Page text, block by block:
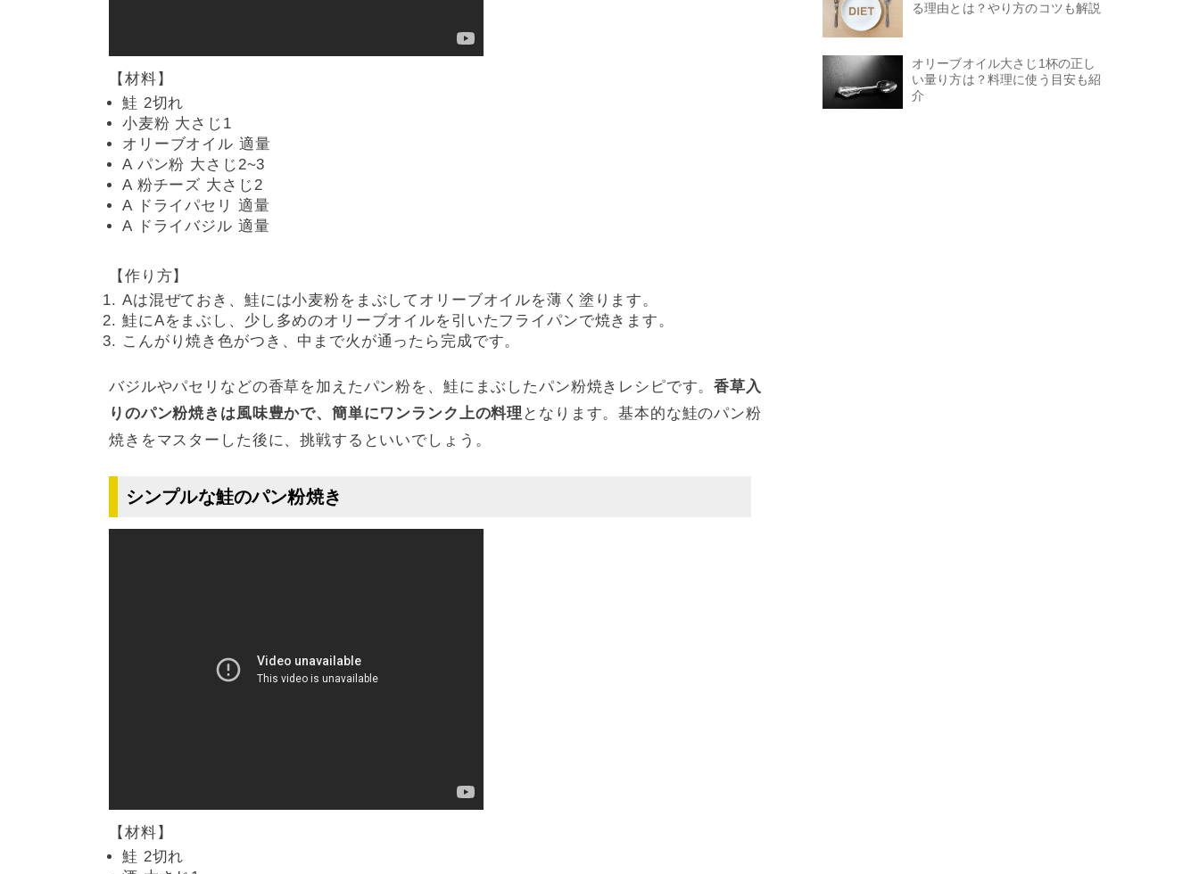
【材料】
鮭 2切れ
小麦粉 大さじ1
オリーブオイル 適量
A パン粉 大さじ2~3
A 粉チーズ 大さじ2
A ドライパセリ 適量
A ドライバジル 適量
【作り方】
Aは混ぜておき、鮭には小麦粉をまぶしてオリーブオイルを薄く塗ります。
鮭にAをまぶし、少し多めのオリーブオイルを引いたフライパンで焼きます。
こんがり焼き色がつき、中まで火が通ったら完成です。
バジルやパセリなどの香草を加えたパン粉を、鮭にまぶしたパン粉焼きレシピです。香草入
りのパン粉焼きは風味豊かで、簡単にワンランク上の料理 となります。基本的な鮭のパン粉
焼きをマスターした後に、挑戦するといいでしょう。
シンプルな鮭のパン粉焼き
【材料】
鮭 2切れ
る理由とは？やり方のコツも解説
オリーブオイル大さじ1杯の正し
い量り方は？料理に使う目安も紹
介